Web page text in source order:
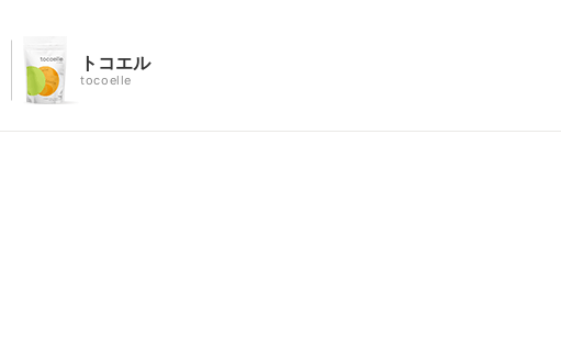
トコエル
tocoelle